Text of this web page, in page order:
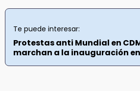
Te puede interesar:
Protestas anti Mundial en
marchan a la inauguración en